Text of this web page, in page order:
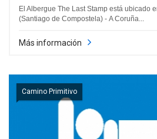
El Albergue The Last Stamp está ubicado
(Santiago de Compostela) - A Coruña...
Más información
Camino Primitivo